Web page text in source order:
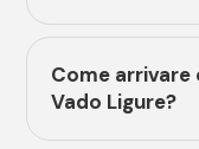
Come arrivare
Vado Ligure?